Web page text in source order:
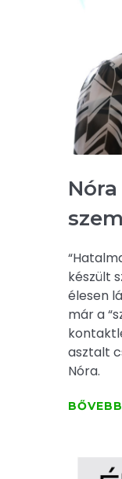
készült
élesen
már a
asztalt
Nóra.